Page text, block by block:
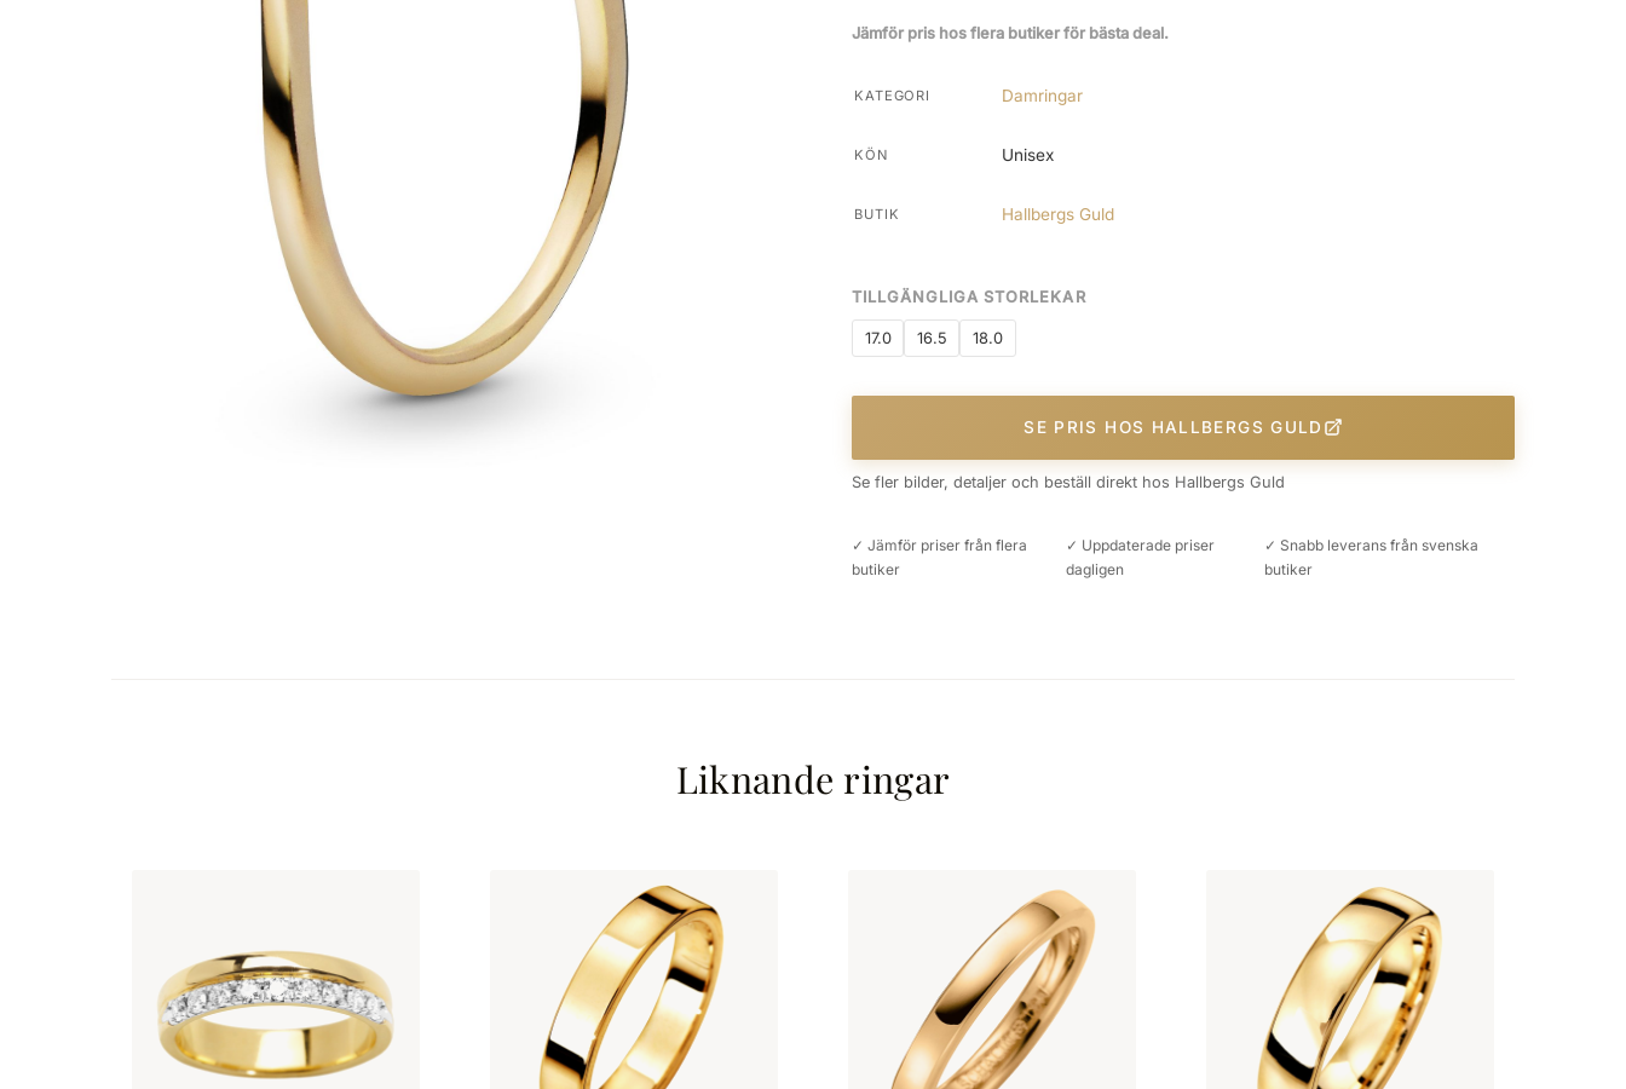
Jämför pris hos flera butiker för bästa deal.
KATEGORI Damringar
KÖN Unisex
BUTIK Hallbergs Guld
TILLGÄNGLIGA STORLEKAR
17.0 16.5 18.0
SE PRIS HOS HALLBERGS GULD
Se fler bilder, detaljer och beställ direkt hos Hallbergs Guld
✓ Jämför priser från flera
butiker
✓ Uppdaterade priser
dagligen
✓ Snabb leverans från svenska
butiker
Liknande ringar